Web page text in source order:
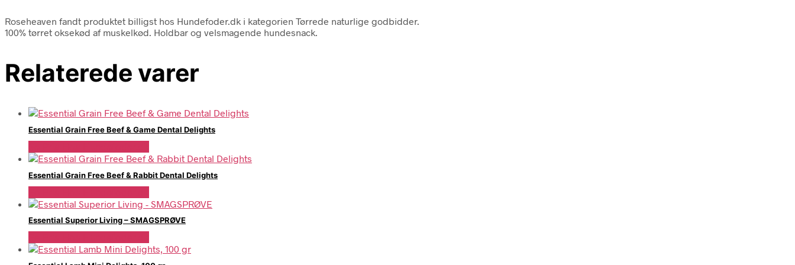
Roseheaven fandt produktet billigst hos Hundefoder.dk i kategorien Tørrede naturlige godbidder.
100% tørret oksekød af muskelkød. Holdbar og velsmagende hundesnack.
Relaterede varer
Essential Grain Free Beef & Game Dental Delights
Essential Grain Free Beef & Rabbit Dental Delights
Essential Superior Living – SMAGSPRØVE